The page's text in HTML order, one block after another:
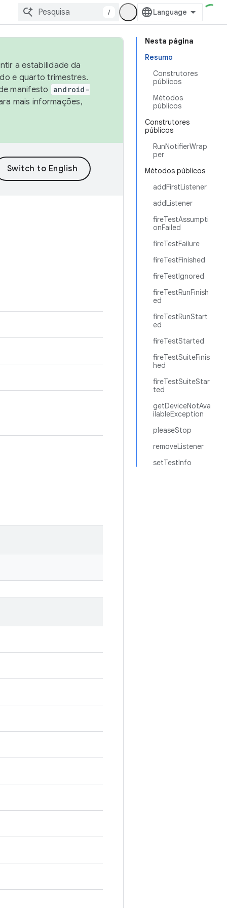
/
Nesta página
Resumo
Construtores
públicos
Métodos
públicos
Construtores
públicos
RunNotifierWrap
per
Métodos públicos
addFirstListener
addListener
fireTestAssumpti
onFailed
fireTestFailure
fireTestFinished
fireTestIgnored
fireTestRunFinish
ed
fireTestRunStart
ed
fireTestStarted
fireTestSuiteFinis
hed
fireTestSuiteStar
ted
getDeviceNotAva
ilableException
pleaseStop
removeListener
setTestInfo
a estabilidade da
e quarto trimestres.
manifesto
android-
mais informações,